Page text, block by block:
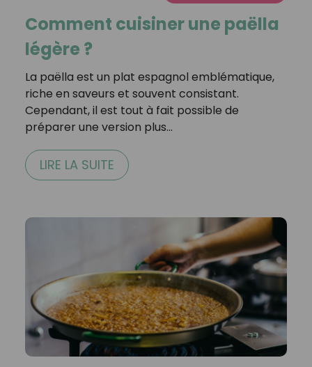
Comment cuisiner une paëlla
légère ?
La paëlla est un plat espagnol emblématique,
riche en saveurs et souvent consistant.
Cependant, il est tout à fait possible de
préparer une version plus…
LIRE LA SUITE